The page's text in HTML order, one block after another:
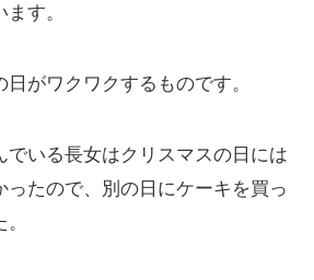
す。
がワクワクするものです。
でいる長女はクリスマスの日には
ったので、別の日にケーキを買っ